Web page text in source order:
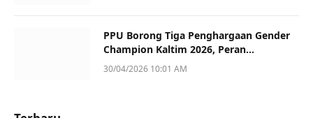
PPU Borong Tiga Penghargaan Gender
Champion Kaltim 2026, Peran
Perempuan Jadi Sorotan
30/04/2026 10:01 AM